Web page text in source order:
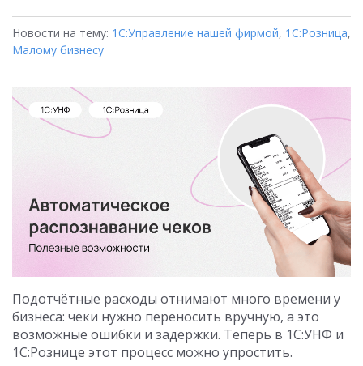
Новости на тему: 1С:Управление нашей фирмой, 1С:Розница,
Малому бизнесу
Подотчётные расходы отнимают много времени у
бизнеса: чеки нужно переносить вручную, а это
возможные ошибки и задержки. Теперь в 1С:УНФ и
1С:Рознице этот процесс можно упростить.